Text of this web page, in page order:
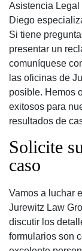
Asistencia Legal
Diego
Si tiene
presentar un
comuníquese
las oficinas de
posible. Hemos
exitosos para
resultados de
Solicite
caso
Vamos a luchar
Jurewitz Law
discutir los
formularios son